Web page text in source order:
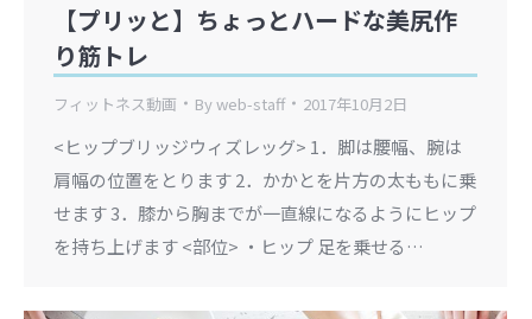
【プリッと】ちょっとハードな美尻作
り筋トレ
フィットネス動画 Byweb-staff 2017年10月2日
<ヒップブリッジウィズレッグ> 1．脚は腰幅、腕は
肩幅の位置をとります 2．かかとを片方の太ももに乗
せます 3．膝から胸までが一直線になるようにヒップ
を持ち上げます <部位> ・ヒップ 足を乗せる…